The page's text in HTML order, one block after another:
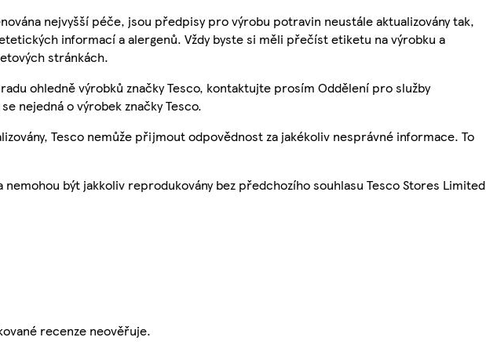
nejvyšší péče, jsou předpisy pro výrobu potravin neustále aktualizovány tak,
informací a alergenů. Vždy byste si měli přečíst etiketu na výrobku a
stránkách.
ohledně výrobků značky Tesco, kontaktujte prosím Oddělení pro služby
nejedná o výrobek značky Tesco.
Tesco nemůže přijmout odpovědnost za jakékoliv nesprávné informace. To
být jakkoliv reprodukovány bez předchozího souhlasu Tesco Stores Limited
recenze neověřuje.